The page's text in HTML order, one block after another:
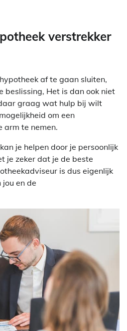
verstrekker
af te gaan sluiten,
beslissing, Het is dan ook niet
graag wat hulp bij wilt
om een
arm te nemen.
je helpen door je persoonlijk
je zeker dat je de beste
is dus eigenlijk
en de